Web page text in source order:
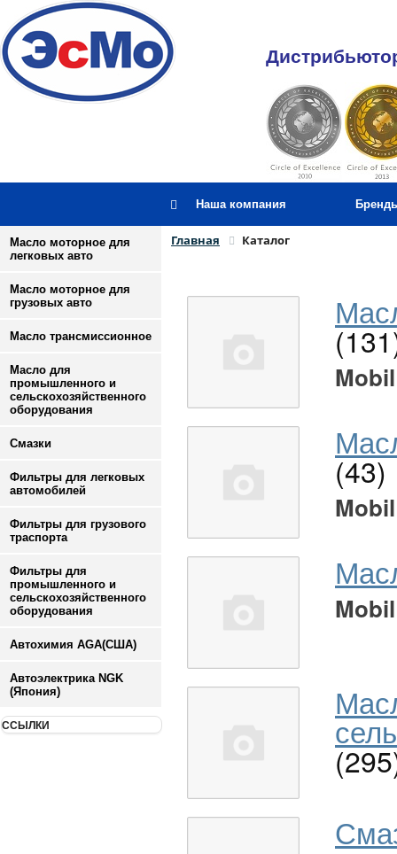
Наша компания
Масло моторное для
легковых авто
Масло моторное для
грузовых авто
Масло трансмиссионное
Масло для
промышленного и
сельскохозяйственного
оборудования
Смазки
Фильтры для легковых
автомобилей
Фильтры для грузового
траспорта
Фильтры для
промышленного и
сельскохозяйственного
оборудования
Автохимия AGA(США)
Автоэлектрика NGK
(Япония)
ССЫЛКИ
Главная Каталог
Mobil
(43)
Mobil
Mobil